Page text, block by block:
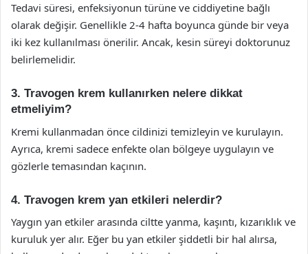
Tedavi süresi, enfeksiyonun türüne ve ciddiyetine bağlı
olarak değişir. Genellikle 2-4 hafta boyunca günde bir veya
iki kez kullanılması önerilir. Ancak, kesin süreyi doktorunuz
belirlemelidir.
3. Travogen krem kullanırken nelere dikkat
etmeliyim?
Kremi kullanmadan önce cildinizi temizleyin ve kurulayın.
Ayrıca, kremi sadece enfekte olan bölgeye uygulayın ve
gözlerle temasından kaçının.
4. Travogen krem yan etkileri nelerdir?
Yaygın yan etkiler arasında ciltte yanma, kaşıntı, kızarıklık ve
kuruluk yer alır. Eğer bu yan etkiler şiddetli bir hal alırsa,